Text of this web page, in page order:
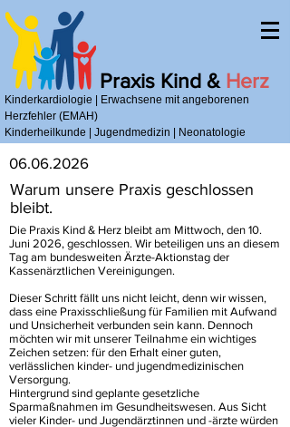
Praxis Kind & Herz
Kinderkardiologie | Erwachsene mit angeborenen
Herzfehler (EMAH)
Kinderheilkunde | Jugendmedizin | Neonatologie
06.06.2026
Warum unsere Praxis geschlossen
bleibt.
Die Praxis Kind & Herz bleibt am Mittwoch, den 10.
Juni 2026, geschlossen. Wir beteiligen uns an diesem
Tag am bundesweiten Ärzte-Aktionstag der
Kassenärztlichen Vereinigungen.
Dieser Schritt fällt uns nicht leicht, denn wir wissen,
dass eine Praxisschließung für Familien mit Aufwand
und Unsicherheit verbunden sein kann. Dennoch
möchten wir mit unserer Teilnahme ein wichtiges
Zeichen setzen: für den Erhalt einer guten,
verlässlichen kinder- und jugendmedizinischen
Versorgung.
Hintergrund sind geplante gesetzliche
Sparmaßnahmen im Gesundheitswesen. Aus Sicht
vieler Kinder- und Jugendärztinnen und -ärzte würden